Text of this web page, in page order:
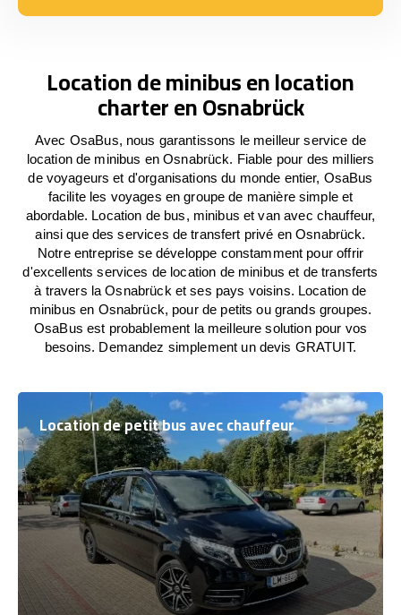
Location de minibus en location
charter en Osnabrück
Avec OsaBus, nous garantissons le meilleur service de
location de minibus en Osnabrück. Fiable pour des milliers
de voyageurs et d'organisations du monde entier, OsaBus
facilite les voyages en groupe de manière simple et
abordable. Location de bus, minibus et van avec chauffeur,
ainsi que des services de transfert privé en Osnabrück.
Notre entreprise se développe constamment pour offrir
d'excellents services de location de minibus et de transferts
à travers la Osnabrück et ses pays voisins. Location de
minibus en Osnabrück, pour de petits ou grands groupes.
OsaBus est probablement la meilleure solution pour vos
besoins. Demandez simplement un devis GRATUIT.
Location de petit bus avec chauffeur